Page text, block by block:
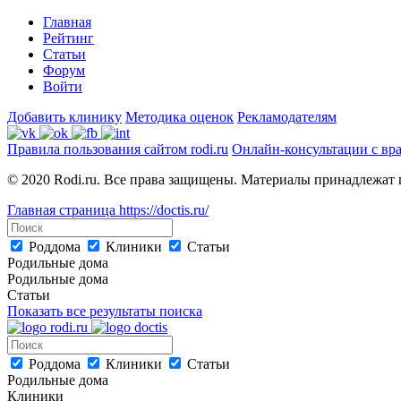
Главная
Рейтинг
Статьи
Форум
Войти
Добавить клинику Методика оценок Рекламодателям
Правила пользования сайтом rodi.ru Онлайн-консультации с
© 2020 Rodi.ru. Все права защищены. Материалы принадлежат
Главная страница https://doctis.ru/
Роддома Клиники
Статьи
Родильные дома
Родильные дома
Статьи
Показать все результаты поиска
Роддома Клиники
Статьи
Родильные дома
Клиники